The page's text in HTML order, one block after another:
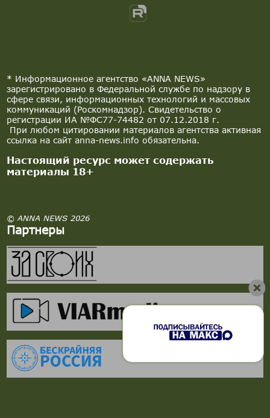
* Информационное агентство «ANNA NEWS»
зарегистрировано в Федеральной службе по надзору в
сфере связи, информационных технологий и массовых
коммуникаций (Роскомнадзор). Свидетельство о
регистрации ИА №ФС77-74482 от 07.12.2018 г.
При любом цитировании материалов агентства активная
ссылка на сайт anna-news.info обязательна.
Настоящий ресурс может содержать
материалы 18+
© ANNA NEWS 2026
Партнеры